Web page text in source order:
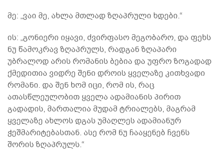
მე: „ვაი მე, ახლა მთლად ზღაპრული ხდები.“
ის: „გონიერი იყავი, ძვირფასო მეგობარო, და ფეხს
ნუ წამოკრავ ზღაპრულს, რადგან ზღაპარი
უბრალოდ არის რომანის ბებია და უფრო ზოგადად
ქმედითია ვიდრე შენი დროის ყველაზე კითხვადი
რომანი. და შენ ხომ იცი, რომ ის, რაც
ათასწლეულობით ყველა ადამიანის პირით
გადადის, მართალია მუდამ ტრიალებს, მაგრამ
ყველაზე ახლოს დგას უმაღლეს ადამიანურ
ჭეშმარიტებასთან. ასე რომ ნუ ჩააყენებ ჩვენს
შორის ზღაპრულს.“